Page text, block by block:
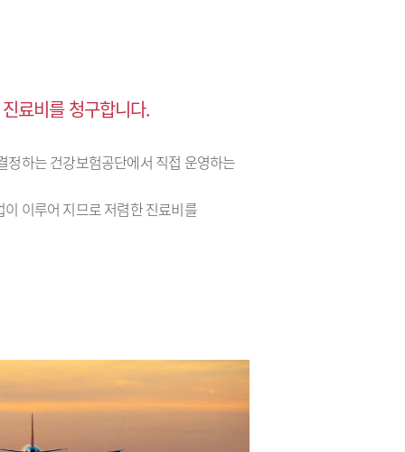
료비를 청구합니다.
정하는 건강보험공단에서 직접 운영하는
이루어 지므로 저렴한 진료비를